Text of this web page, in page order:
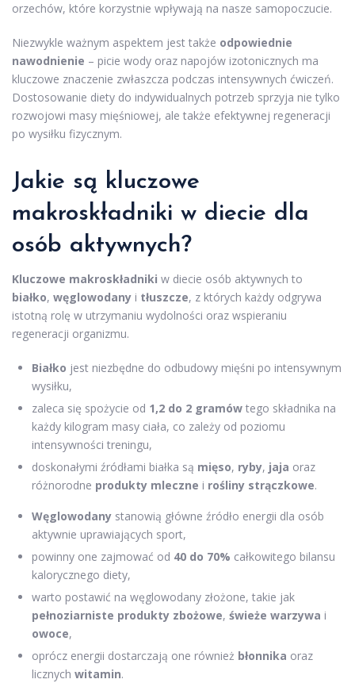
orzechów, które korzystnie wpływają na nasze samopoczucie.
Niezwykle ważnym aspektem jest także odpowiednie
nawodnienie – picie wody oraz napojów izotonicznych ma
kluczowe znaczenie zwłaszcza podczas intensywnych ćwiczeń.
Dostosowanie diety do indywidualnych potrzeb sprzyja nie tylko
rozwojowi masy mięśniowej, ale także efektywnej regeneracji
po wysiłku fizycznym.
Jakie są kluczowe
makroskładniki w diecie dla
osób aktywnych?
Kluczowe makroskładniki w diecie osób aktywnych to
białko, węglowodany i tłuszcze, z których każdy odgrywa
istotną rolę w utrzymaniu wydolności oraz wspieraniu
regeneracji organizmu.
Białko jest niezbędne do odbudowy mięśni po intensywnym
wysiłku,
zaleca się spożycie od 1,2 do 2 gramów tego składnika na
każdy kilogram masy ciała, co zależy od poziomu
intensywności treningu,
doskonałymi źródłami białka są mięso, ryby, jaja oraz
różnorodne produkty mleczne i rośliny strączkowe.
Węglowodany stanowią główne źródło energii dla osób
aktywnie uprawiających sport,
powinny one zajmować od 40 do 70% całkowitego bilansu
kalorycznego diety,
warto postawić na węglowodany złożone, takie jak
pełnoziarniste produkty zbożowe, świeże warzywa i
owoce,
oprócz energii dostarczają one również błonnika oraz
licznych witamin.